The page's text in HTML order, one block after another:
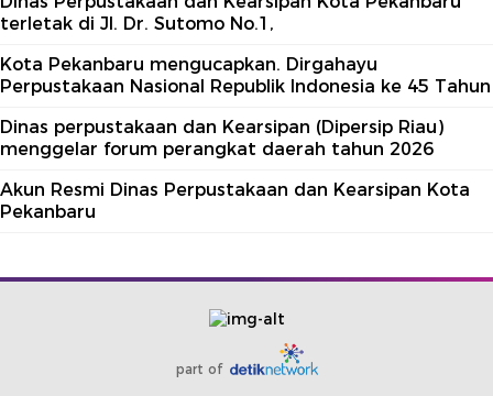
terletak di Jl. Dr. Sutomo No.1,
Kota Pekanbaru mengucapkan. Dirgahayu
Perpustakaan Nasional Republik Indonesia ke 45 Tahun
Dinas perpustakaan dan Kearsipan (Dipersip Riau)
menggelar forum perangkat daerah tahun 2026
Akun Resmi Dinas Perpustakaan dan Kearsipan Kota
Pekanbaru
part of